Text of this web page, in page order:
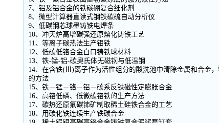
7、铝及铝合金的铁碳硼复合细化剂
8、微型计算器直读式钢铁碳硫自动分析仪
9、低碳钢芯球墨铸铁电焊条
10、冲天炉高增碳强还原熔化铸铁工艺
11、等离子碳热法生产钼铁
12、低碳低铬合金白口铸铁球材料
13、铁-锰-铝-碳奥氏体无磁钢与低温钢
14、在含铁(Ⅲ)离子作为活性组分的酸洗池中清除金属和合金
的方法
15、铁－锰－铬－铝－碳系反铁磁性定膨胀合金
16、高铬低磷、低微碳铬铁的生产方法
17、碳热还原氟碳铈矿制取稀土硅铁合金的工艺
18、用碳化铁连续生产铁碳合金